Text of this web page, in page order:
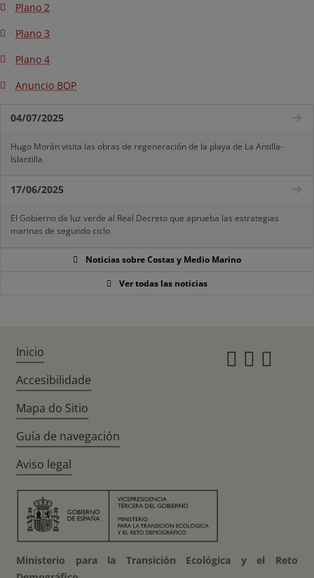
Plano 2
Plano 3
Plano 4
Anuncio BOP
04/07/2025
Hugo Morán visita las obras de regeneración de la playa de La Antilla-
Islantilla
17/06/2025
El Gobierno da luz verde al Real Decreto que aprueba las estrategias
marinas de segundo ciclo
Noticias sobre Costas y Medio Marino
Ver todas las noticias
Inicio
Accesibilidade
Mapa do Sitio
Guía de navegación
Aviso legal
Ministerio para la Transición Ecológica y el Reto